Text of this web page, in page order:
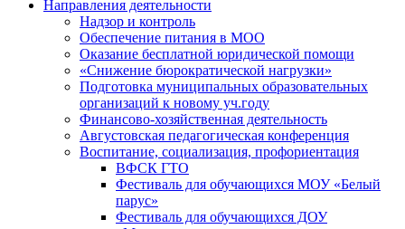
Направления деятельности
Надзор и контроль
Обеспечение питания в МОО
Оказание бесплатной юридической помощи
«Снижение бюрократической нагрузки»
Подготовка муниципальных образовательных
организаций к новому уч.году
Финансово-хозяйственная деятельность
Августовская педагогическая конференция
Воспитание, социализация, профориентация
ВФСК ГТО
Фестиваль для обучающихся МОУ «Белый
парус»
Фестиваль для обучающихся ДОУ